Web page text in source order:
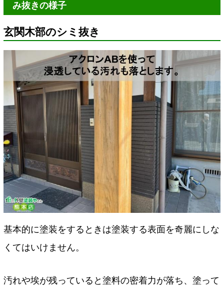
み抜きの様子
玄関木部のシミ抜き
基本的に塗装をするときは塗装する表面を奇麗にしな
くてはいけません。
汚れや埃が残っていると塗料の密着力が落ち、塗って